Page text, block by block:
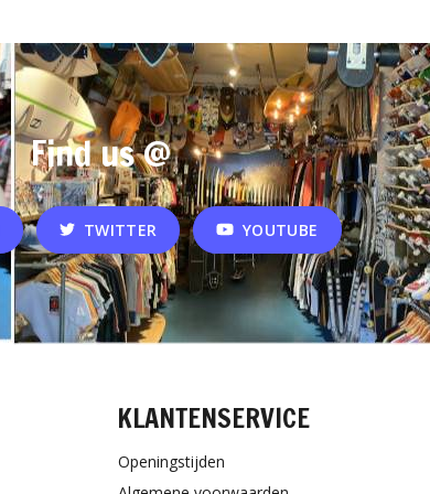
Find us @
TWITTER YOUTUBE
KLANTENSERVICE
Openingstijden